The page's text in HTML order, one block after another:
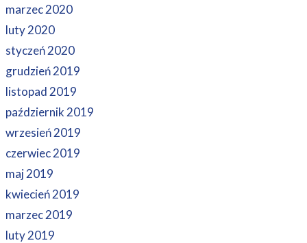
marzec 2020
luty 2020
styczeń 2020
grudzień 2019
listopad 2019
październik 2019
wrzesień 2019
czerwiec 2019
maj 2019
kwiecień 2019
marzec 2019
luty 2019